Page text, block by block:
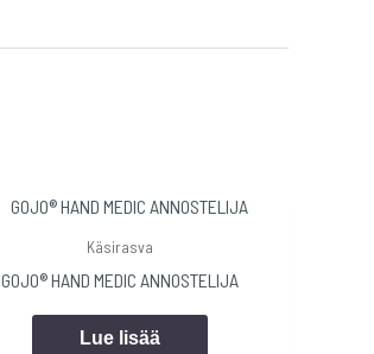
Käsirasva
GOJO® HAND MEDIC ANNOSTELIJA
Lue lisää